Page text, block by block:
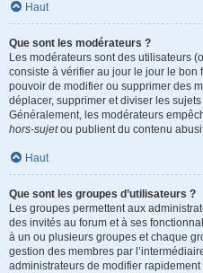
Haut
Que sont les modérateurs ?
Les modérateurs sont des utilisateurs
consiste à vérifier au jour le jour le bon
pouvoir de modifier ou supprimer des
déplacer, supprimer et diviser les
Généralement, les modérateurs
hors-sujetou publient du contenu
Haut
Que sont les groupes d’utilisateurs ?
Les groupes permettent aux
des invités au forum et à ses
à un ou plusieurs groupes et chaque
gestion des membres par
administrateurs de modifier